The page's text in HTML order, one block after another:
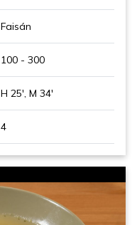
Faisán
100 - 300
H 25', M 34'
4